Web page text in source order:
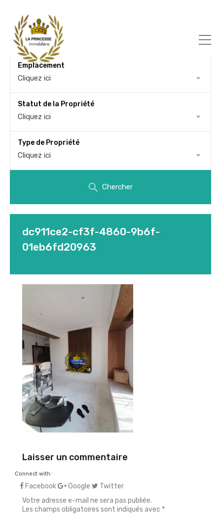
Emplacement
Cliquez ici
Statut de la Propriété
Cliquez ici
Type de Propriété
Cliquez ici
Chercher
dc911ce2-cf3f-4860-9b6f-
01eb6fd20963
Laisser un commentaire
Connect with:
Facebook Google
Twitter
Votre adresse e-mail ne sera pas publiée.
Les champs obligatoires sont indiqués avec *